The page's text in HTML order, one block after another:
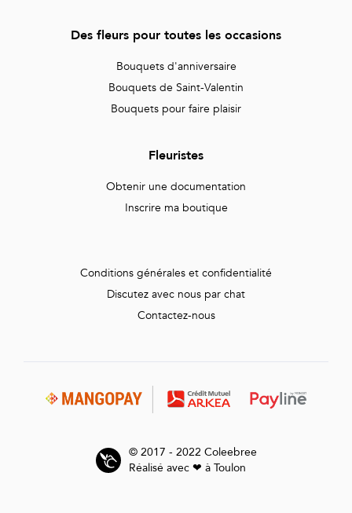
Des fleurs pour toutes les occasions
Bouquets d'anniversaire
Bouquets de Saint-Valentin
Bouquets pour faire plaisir
Fleuristes
Obtenir une documentation
Inscrire ma boutique
Conditions générales et confidentialité
Discutez avec nous par chat
Contactez-nous
© 2017 - 2022 Coleebree
Réalisé avec ❤ à Toulon